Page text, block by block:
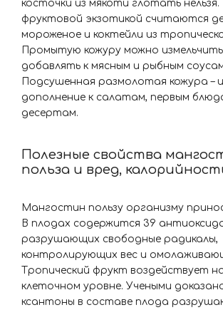
косточки из мякоти глотать
фруктовой экзотикой считаются
мороженое и коктейли из
Промытую кожуру можно
добавлять к мясным и рыбным
Подсушенная размолотая кожура –
дополнение к салатам, первым
десертам.
Полезные свойства
польза и вред,
Мангостин пользу организму
В плодах содержится 39
разрушающих свободные радикалы,
контролирующих вес и
Тропический фрукт воздействует
клеточном уровне. Учеными
ксантоны в составе плода